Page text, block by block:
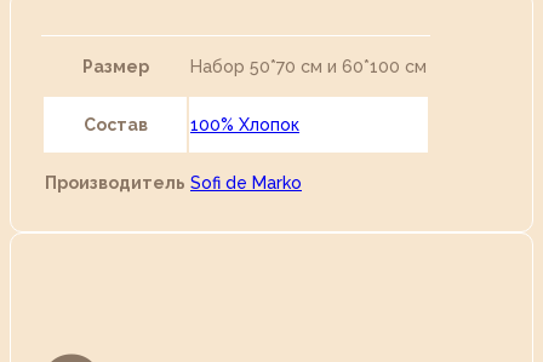
Размер Набор 50*70 см и 60*100 см
Состав 100% Хлопок
Производитель Sofi de Marko